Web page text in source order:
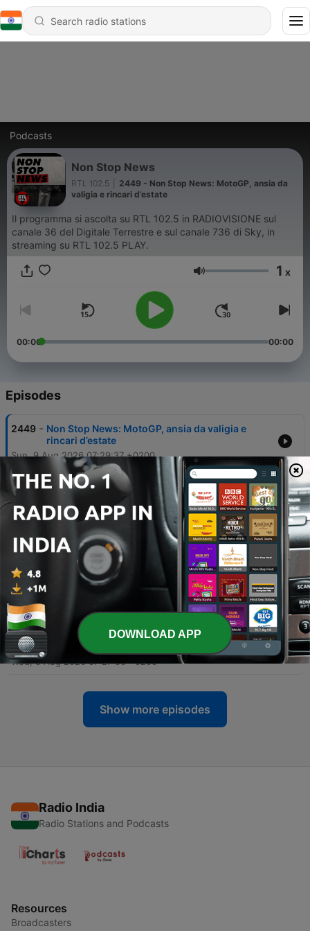
Podcasts
Non Stop News
RTL 102.5
2449 - Non Stop News: MotoGP, ansia da
valigia e rincari d’estate
Il programma si ascolta su RTL 102.5 in RADIOVISIONE sul
canale 36 del Digitale Terrestre e sul canale 736 di Sky, in
streaming su RTL 102.5 PLAY.
Volume 1 x
00:00 00:00
Episodes
2449 - Non Stop News: MotoGP, ansia da valigia e
rincari d’estate
Sun, 9 Aug 2026 07:29:37 +0200
2448
Non Stop News: mance, staycation e tensione
Sat, 8 Aug 2026 07:29:38 +0200
2447 - Non Stop News: salla tradizione al ricordo di
Guccini
Fri, 7 Aug 2026 07:29:16 +0200
2446 -
Non Stop News: vacanze consapevoli, scelte di
vita e matrimoni d’estate
Thu, 6 Aug 2026 07:28:48 +0200
2445 - Non Stop News: truffe e vacanze, caldo e salute
Wed, 5 Aug 2026 07:27:50 +0200
Show more episodes
Radio India
Radio Stations and Podcasts
Resources
Broadcasters
DOWNLOAD APP